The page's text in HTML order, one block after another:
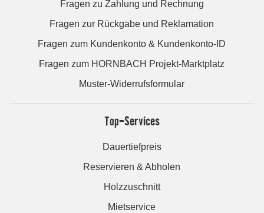
Fragen zu Zahlung und Rechnung
Fragen zur Rückgabe und Reklamation
Fragen zum Kundenkonto & Kundenkonto-ID
Fragen zum HORNBACH Projekt-Marktplatz
Muster-Widerrufsformular
Top-Services
Dauertiefpreis
Reservieren & Abholen
Holzzuschnitt
Mietservice